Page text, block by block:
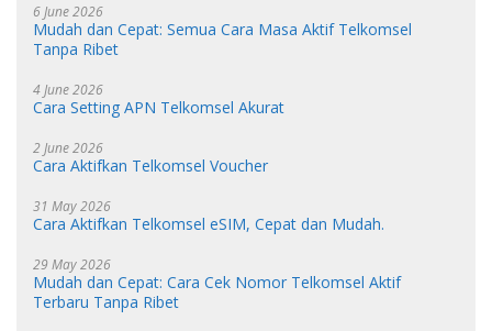
6 June 2026
Mudah dan Cepat: Semua Cara Masa Aktif Telkomsel
Tanpa Ribet
4 June 2026
Cara Setting APN Telkomsel Akurat
2 June 2026
Cara Aktifkan Telkomsel Voucher
31 May 2026
Cara Aktifkan Telkomsel eSIM, Cepat dan Mudah.
29 May 2026
Mudah dan Cepat: Cara Cek Nomor Telkomsel Aktif
Terbaru Tanpa Ribet